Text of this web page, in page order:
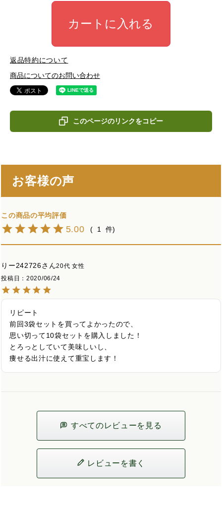
カートに入れる
返品特約について
商品についてのお問い合わせ
このページのリンクをコピー
お客様の声
5.00 1
りー242726 20代 女性
投稿日
2020/06/24
リピート
前回3袋セットを買ってよかったので、
思い切って10袋セットを購入しました！
とろっとしていて美味しいし、
痩せる出汁に使えて重宝します！
すべてのレビューを見る
レビューを書く